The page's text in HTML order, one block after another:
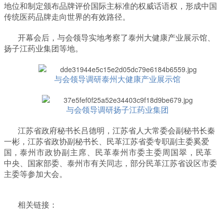
地位和制定颁布品牌评价国际主标准的权威话语权，形成中国
传统医药品牌走向世界的有效路径。
开幕会后，与会领导实地考察了泰州大健康产业展示馆、
扬子江药业集团等地。
与会领导调研泰州大健康产业展示馆
与会领导调研扬子江药业集团
江苏省政府秘书长吕德明，江苏省人大常委会副秘书长秦
一彬，江苏省政协副秘书长、民革江苏省委专职副主委奚爱
国， 泰州市政协副主席、民革泰州市委主委周国翠， 民革
中央、国家部委、泰州市有关同志，部分民革江苏省设区市委
主委等参加大会。
相关链接：